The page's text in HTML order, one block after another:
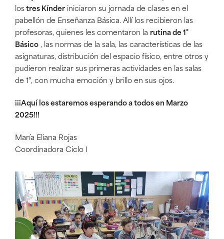
los tres Kínder iniciaron su jornada de clases en el
pabellón de Enseñanza Básica. Allí los recibieron las
profesoras, quienes les comentaron la rutina de 1°
Básico , las normas de la sala, las características de las
asignaturas, distribución del espacio físico, entre otros y
pudieron realizar sus primeras actividades en las salas
de 1°, con mucha emoción y brillo en sus ojos.
¡¡¡Aquí los estaremos esperando a todos en Marzo
2025!!!
María Eliana Rojas
Coordinadora Ciclo I